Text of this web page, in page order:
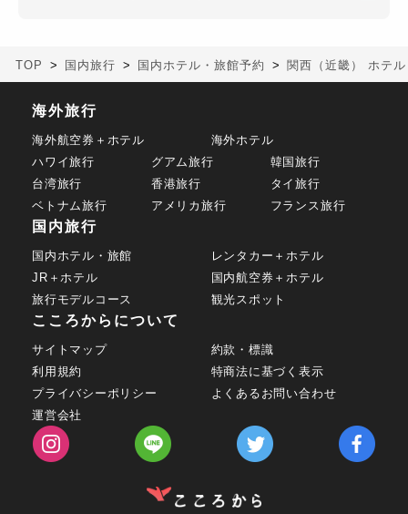
TOP 国内旅行 国内ホテル・旅館予約 関西（近畿） ホテル
海外旅行
海外航空券＋ホテル
海外ホテル
ハワイ旅行
グアム旅行
韓国旅行
台湾旅行
香港旅行
タイ旅行
ベトナム旅行
アメリカ旅行 フランス旅行
国内旅行
国内ホテル・旅館
レンタカー＋ホテル
JR＋ホテル
国内航空券＋ホテル
旅行モデルコース
観光スポット
こころからについて
サイトマップ
約款・標識
利用規約
特商法に基づく表示
プライバシーポリシー
よくあるお問い合わせ
運営会社